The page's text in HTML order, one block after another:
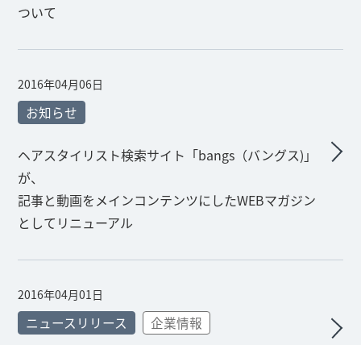
ついて
2016年04月06日
お知らせ
ヘアスタイリスト検索サイト「bangs（バングス)」
が、
記事と動画をメインコンテンツにしたWEBマガジン
としてリニューアル
2016年04月01日
ニュースリリース 企業情報